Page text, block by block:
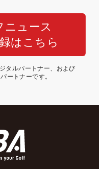
ニュース
はこちら
タルパートナー、および
ートナーです。